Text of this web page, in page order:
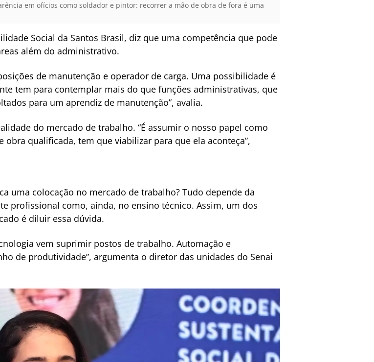
em ofícios como soldador e pintor: recorrer a mão de obra de fora é uma
Social da Santos Brasil, diz que uma competência que pode
além do administrativo.
de manutenção e operador de carga. Uma possibilidade é
tem para contemplar mais do que funções administrativas, que
para um aprendiz de manutenção”, avalia.
do mercado de trabalho. “É assumir o nosso papel como
obra qualificada, tem que viabilizar para que ela aconteça”,
uma colocação no mercado de trabalho? Tudo depende da
profissional como, ainda, no ensino técnico. Assim, um dos
é diluir essa dúvida.
vem suprimir postos de trabalho. Automação e
de produtividade”, argumenta o diretor das unidades do Senai